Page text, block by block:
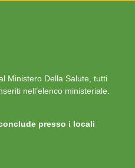
Ministero Della Salute, tutti
nell’elenco ministeriale.
presso i locali